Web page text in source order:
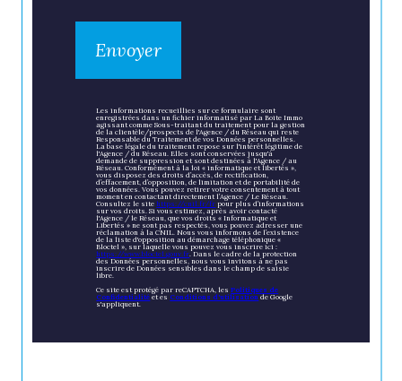
Envoyer
Les informations recueillies sur ce formulaire sont
enregistrées dans un fichier informatisé par La Boite Immo
agissant comme Sous-traitant du traitement pour la gestion
de la clientèle/prospects de l'Agence / du Réseau qui reste
Responsable du Traitement de vos Données personnelles.
La base légale du traitement repose sur l'intérêt légitime de
l'Agence / du Réseau. Elles sont conservées jusqu'à
demande de suppression et sont destinées à l'Agence / au
Réseau. Conformément à la loi « informatique et libertés »,
vous disposez des droits d’accès, de rectification,
d’effacement, d’opposition, de limitation et de portabilité de
vos données. Vous pouvez retirer votre consentement à tout
moment en contactant directement l’Agence / Le Réseau.
Consultez le site https://cnil.fr/fr pour plus d’informations
sur vos droits. Si vous estimez, après avoir contacté
l'Agence / le Réseau, que vos droits « Informatique et
Libertés » ne sont pas respectés, vous pouvez adresser une
réclamation à la CNIL. Nous vous informons de l’existence
de la liste d'opposition au démarchage téléphonique «
Bloctel », sur laquelle vous pouvez vous inscrire ici :
https://www.bloctel.gouv.fr . Dans le cadre de la protection
des Données personnelles, nous vous invitons à ne pas
inscrire de Données sensibles dans le champ de saisie
libre.
Ce site est protégé par reCAPTCHA, lesPolitiques de
Confidentialité et es Conditions d'utilisationde Google
s'appliquent.